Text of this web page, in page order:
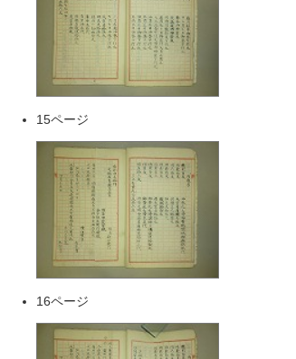
15ページ
16ページ